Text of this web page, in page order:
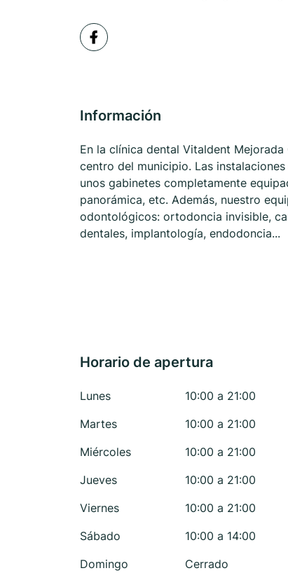
Información
En la clínica dental Vitaldent
centro del municipio. Las
unos gabinetes completamente
panorámica, etc. Además, nuestro
odontológicos: ortodoncia invisible,
dentales, implantología, endodoncia...
Horario de apertura
Lunes
10:00 a 21:00
Martes
10:00 a 21:00
Miércoles
10:00 a 21:00
Jueves
10:00 a 21:00
Viernes
10:00 a 21:00
Sábado
10:00 a 14:00
Domingo
Cerrado